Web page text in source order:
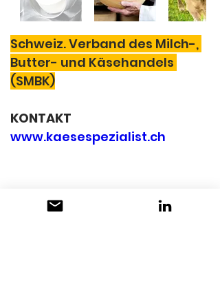
Schweiz. Verband des Milch-,
Butter- und Käsehandels
(SMBK)
KONTAKT
www.kaesespezialist.ch